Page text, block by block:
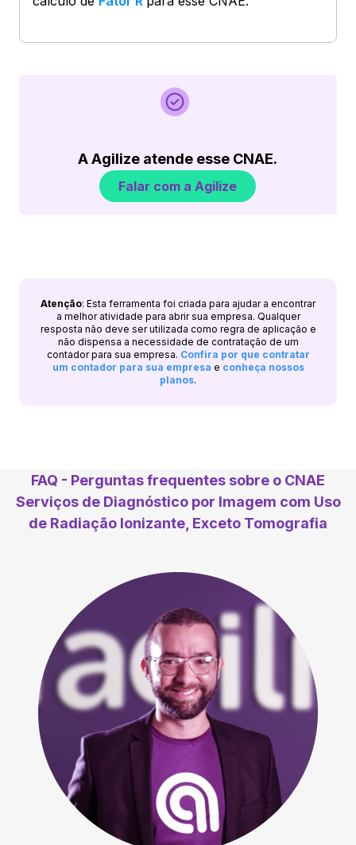
A Agilize atende esse CNAE.
Falar com a Agilize
Atenção: Esta ferramenta foi criada para ajudar a encontrar
a melhor atividade para abrir sua empresa. Qualquer
resposta não deve ser utilizada como regra de aplicação e
não dispensa a necessidade de contratação de um
contador para sua empresa. Confira por que contratar
um contador para sua empresa e conheça nossos
planos.
FAQ - Perguntas frequentes sobre o CNAE
Serviços de Diagnóstico por Imagem com Uso
de Radiação Ionizante, Exceto Tomografia